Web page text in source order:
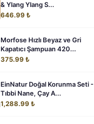
& Ylang Ylang S...
646.99 ₺
Morfose Hızlı Beyaz ve Gri
Kapatıcı Şampuan 420...
375.99 ₺
EinNatur Doğal Korunma Seti -
Tıbbi Nane, Çay A...
1,288.99 ₺